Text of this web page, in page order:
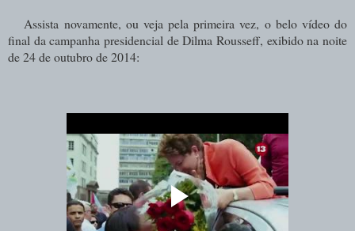
Assista novamente, ou veja pela primeira vez, o belo vídeo do
final da campanha presidencial de Dilma Rousseff, exibido na noite
de 24 de outubro de 2014: